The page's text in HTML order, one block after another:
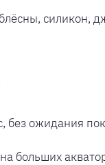
силикон,
без ожидания
больших